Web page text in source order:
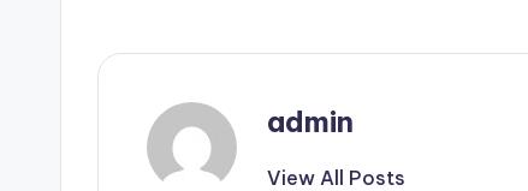
admin
View All Posts